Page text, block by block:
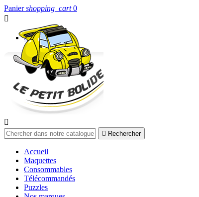
Panier shopping_cart 0

 Connexion

 Rechercher
Accueil
Maquettes
Consommables
Télécommandés
Puzzles